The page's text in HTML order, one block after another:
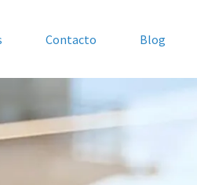
Contacto Blog